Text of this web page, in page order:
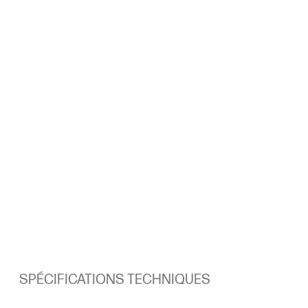
SPÉCIFICATIONS TECHNIQUES